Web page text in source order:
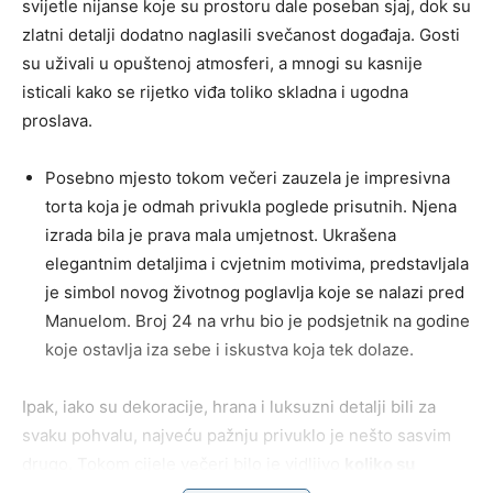
svijetle nijanse koje su prostoru dale poseban sjaj, dok su
zlatni detalji dodatno naglasili svečanost događaja. Gosti
su uživali u opuštenoj atmosferi, a mnogi su kasnije
isticali kako se rijetko viđa toliko skladna i ugodna
proslava.
Posebno mjesto tokom večeri zauzela je impresivna
torta koja je odmah privukla poglede prisutnih. Njena
izrada bila je prava mala umjetnost. Ukrašena
elegantnim detaljima i cvjetnim motivima, predstavljala
je simbol novog životnog poglavlja koje se nalazi pred
Manuelom. Broj 24 na vrhu bio je podsjetnik na godine
koje ostavlja iza sebe i iskustva koja tek dolaze.
Ipak, iako su dekoracije, hrana i luksuzni detalji bili za
svaku pohvalu, najveću pažnju privuklo je nešto sasvim